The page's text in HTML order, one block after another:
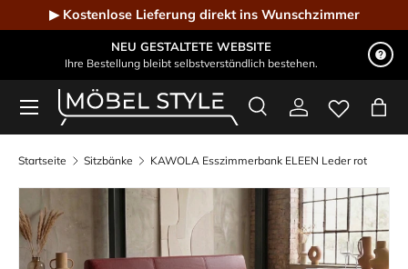
Direkt zum Inhalt
▶ Kostenlose Lieferung direkt ins Wunschzimmer
NEU GESTALTETE WEBSITE
Ihre Bestellung bleibt selbstverständlich bestehen.
Möbel Style - Der Online-Shop für Designmöbel
Suchen
SucheEinloggen
Menü
Startseite Sitzbänke KAWOLA Esszimmerbank ELEEN Leder rot
Bild 33 ist nun in der Galerieansicht verfügbar